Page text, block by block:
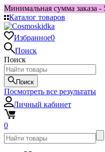
Минимальная сумма заказа -
Каталог товаров
Избранное0
Поиск
Поиск
Поиск
Посмотреть все результаты
Личный кабинет
0